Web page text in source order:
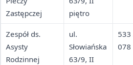
Zastępczej
piętro
Zespół ds.
Asysty
Rodzinnej
ul.
Słowiańska
63/9, II
533
078